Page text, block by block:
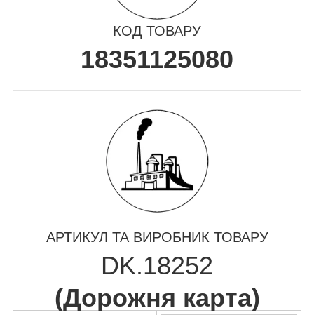
КОД ТОВАРУ
18351125080
АРТИКУЛ ТА ВИРОБНИК ТОВАРУ
DK.18252
(Дорожня карта)